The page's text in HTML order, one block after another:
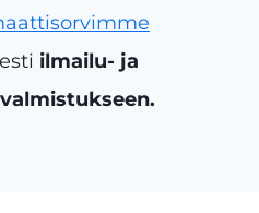
ilmailu- ja